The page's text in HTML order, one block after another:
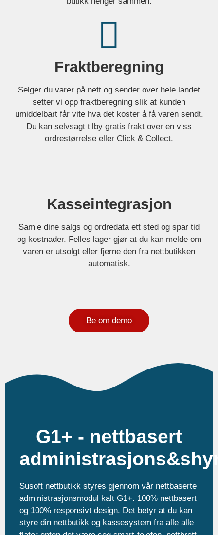
Fraktberegning
Selger du varer på nett og sender over hele landet
setter vi opp fraktberegning slik at kunden
umiddelbart får vite hva det koster å få varen sendt.
Du kan selvsagt tilby gratis frakt over en viss
ordrestørrelse eller Click & Collect.
Kasseintegrasjon
Samle dine salgs og ordredata ett sted og spar tid
og kostnader. Felles lager gjør at du kan melde om
varen er utsolgt eller fjerne den fra nettbutikken
automatisk.
Be om demo
G1+ - nettbasert
Susoft nettbutikk styres gjennom vår nettbaserte
administrasjonsmodul kalt G1+. 100% nettbasert
og 100% responsivt design. Det betyr at du kan
styre din nettbutikk og kassesystem fra alle alle